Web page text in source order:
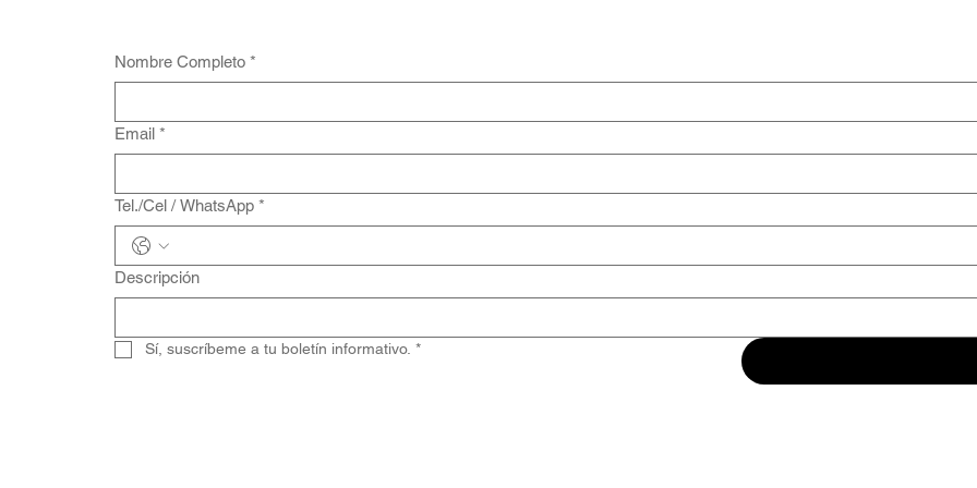
Nombre Completo *
Email *
Tel./Cel / WhatsApp *
Descripción
Sí, suscríbeme a tu boletín informativo. *